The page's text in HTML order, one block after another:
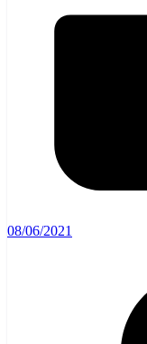
08/06/2021